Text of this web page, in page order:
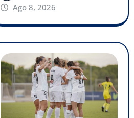
Ago 8, 2026